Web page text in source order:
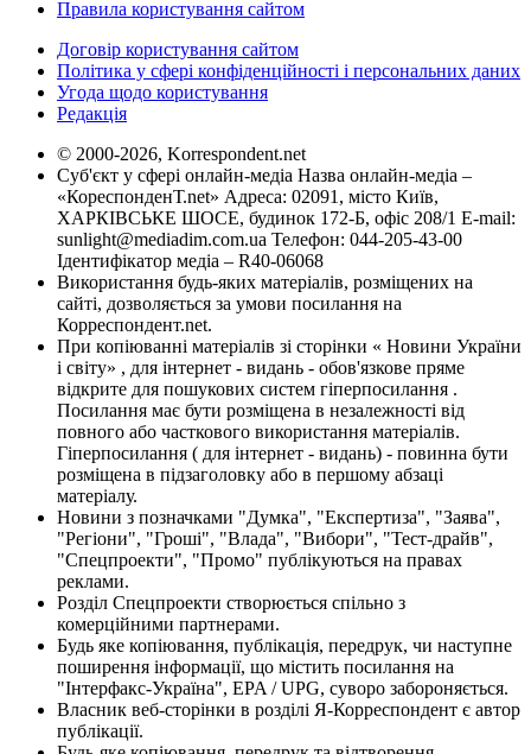
Правила користування сайтом
Договір користування сайтом
Політика у сфері конфіденційності і персональних даних
Угода щодо користування
Редакція
© 2000-2026, Korrespondent.net
Суб'єкт у сфері онлайн-медіа Назва онлайн-медіа –
«КореспонденТ.net» Адреса: 02091, місто Київ,
ХАРКІВСЬКЕ ШОСЕ, будинок 172-Б, офіс 208/1 E-mail:
sunlight@mediadim.com.ua Телефон: 044-205-43-00
Ідентифікатор медіа – R40-06068
Використання будь-яких матеріалів, розміщених на
сайті, дозволяється за умови посилання на
Корреспондент.net.
При копіюванні матеріалів зі сторінки « Новини України
і світу» , для інтернет - видань - обов'язкове пряме
відкрите для пошукових систем гіперпосилання .
Посилання має бути розміщена в незалежності від
повного або часткового використання матеріалів.
Гіперпосилання ( для інтернет - видань) - повинна бути
розміщена в підзаголовку або в першому абзаці
матеріалу.
Новини з позначками "Думка", "Експертиза", "Заява",
"Регіони", "Гроші", "Влада", "Вибори", "Тест-драйв",
"Спецпроекти", "Промо" публікуються на правах
реклами.
Розділ Спецпроекти створюється спільно з
комерційними партнерами.
Будь яке копіювання, публікація, передрук, чи наступне
поширення інформації, що містить посилання на
"Інтерфакс-Україна", EPA / UPG, суворо забороняється.
Власник веб-сторінки в розділі Я-Корреспондент є автор
публікації.